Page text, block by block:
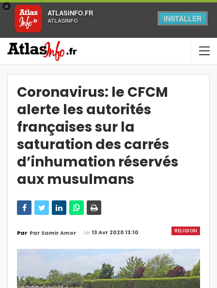
×
ATLASINFO.FR
ATLASINFO INSTALLER
Coronavirus: le CFCM
alerte les autorités
françaises sur la
saturation des carrés
d’inhumation réservés
aux musulmans
RELIGION
Par Par Samir Amor Le 13 Avr 2020 13:10